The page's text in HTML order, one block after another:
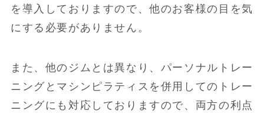
を導入しておりますので、他のお客様の目を気
にする必要がありません。
また、他のジムとは異なり、パーソナルトレー
ニングとマシンピラティスを併用してのトレー
ニングにも対応しておりますので、両方の利点